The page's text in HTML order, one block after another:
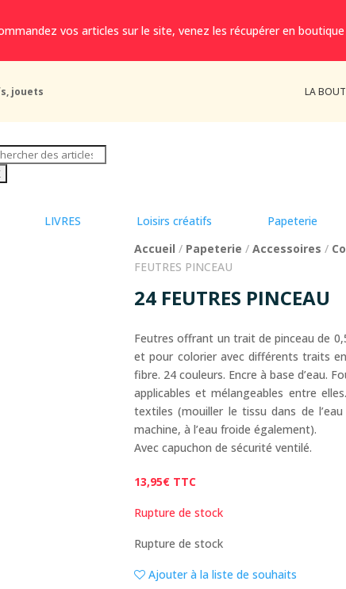
vos articles sur le site, venez les récupérer en boutique
jouets LA
LIVRES Loisirs créatifs Papeterie
Accueil / Papeterie /Accessoires /
FEUTRES PINCEAU
24 FEUTRES PINCEAU
Feutres offrant un trait de pinceau de
et pour colorier avec différents traits
fibre. 24 couleurs. Encre à base d’eau.
applicables et mélangeables entre
textiles (mouiller le tissu dans de
machine, à l’eau froide également).
Avec capuchon de sécurité ventilé.
13,95€ TTC
Rupture de stock
Rupture de stock
Ajouter à la liste de souhaits